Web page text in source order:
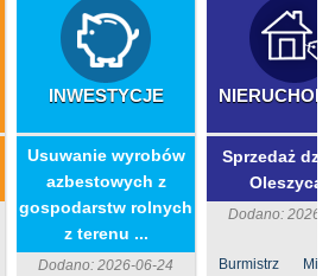
INWESTYCJE
​Usuwanie wyrobów
azbestowych z
gospodarstw rolnych
z terenu ...
Dodano: 2026-06-24
Sprzedaż
Dodano: 2026-
Burmistrz